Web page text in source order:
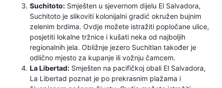
Suchitoto: Smješten u sjevernom dijelu El Salvadora,
Suchitoto je slikoviti kolonijalni gradić okružen bujnim
zelenim brdima. Ovdje možete istražiti popločane ulice,
posjetiti lokalne tržnice i kušati neka od najboljih
regionalnih jela. Obližnje jezero Suchitlan također je
odlično mjesto za kupanje ili vožnju čamcem.
La Libertad: Smješten na pacifičkoj obali El Salvadora,
La Libertad poznat je po prekrasnim plažama i